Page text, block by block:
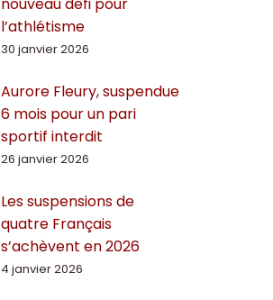
nouveau défi pour
l’athlétisme
30 janvier 2026
Aurore Fleury, suspendue
6 mois pour un pari
sportif interdit
26 janvier 2026
Les suspensions de
quatre Français
s’achèvent en 2026
4 janvier 2026